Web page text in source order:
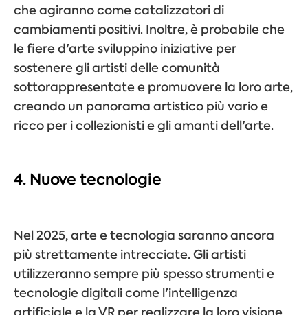
che agiranno come catalizzatori di
cambiamenti positivi. Inoltre, è probabile che
le fiere d'arte sviluppino iniziative per
sostenere gli artisti delle comunità
sottorappresentate e promuovere la loro arte,
creando un panorama artistico più vario e
ricco per i collezionisti e gli amanti dell'arte.
4. Nuove tecnologie
Nel 2025, arte e tecnologia saranno ancora
più strettamente intrecciate. Gli artisti
utilizzeranno sempre più spesso strumenti e
tecnologie digitali come l'intelligenza